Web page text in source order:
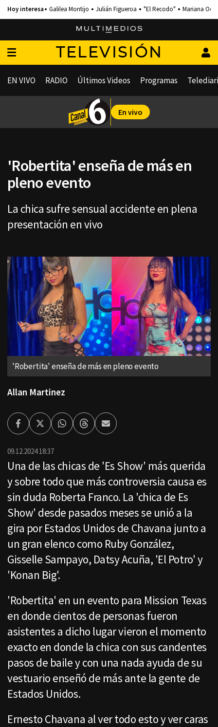
Galilea Montijo Julián Figueroa "El Recodo" Mariana
TELEVISIÓN
EN VIVO RADIO Últimos Videos Programas
En vivo
'Robertita' enseña de más en
pleno evento
La chica sufre sensual accidente en plena
presentación en vivo
'Robertita' enseña de más en pleno evento
Allan Martinez
FacebookTwitterWhatsappThreadsEnviar
por
09.12.2024 18:37
Una de las chicas de 'Es Show' más querida
y sobre todo que más controversia causa es
sin duda Roberta Franco. La 'chica de Es
Show' desde pasados meses se unió a la
gira por Estados Unidos de Chavana junto a
un gran elenco como Ruby González,
Gisselle Sampayo, Datsy Acuña, 'El Potro' y
'Konan Big'.
'Robertita' en un evento para Mission Texas
en donde cientos de personas fueron
asistentes a dicho lugar vieron el momento
exacto en donde la chica con sus candentes
pasos de baile y con una nada ayuda de su
vestuario enseñó de más ante la gente de
Estados Unidos.
Ernesto Chavana al ver todo esto y ver caras